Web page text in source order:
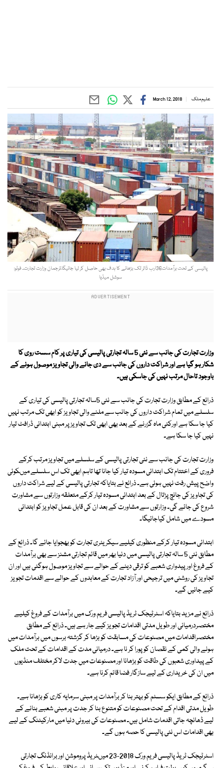
علیم ملک March 12, 2018
پالیسی کے تحت برآمدات36ارب ڈالر تک بڑھانے کا ہدف بھی حاصل کر لیا جائیگا،ترجمان وزارت تجارت۔ فوٹو:
سوشل میڈیا
وزارت تجارت کی جانب سے نئی 5 سالہ تجارتی پالیسی کی تیاری پر کام سست روی کا
شکار ہو گیا ہے اور شراکت داروں کی جانب سے دی جانے والی تجاویز موصول ہونے کے
باوجود تاحال مرتب نہیں کی جاسکی ہیں۔
ذرائع کے مطابق وزارت تجارت کی جانب سے نئی 5سالہ تجارتی پالیسی کی تیاری کے
سلسلے میں تمام شراکت داروں کی جانب سے ملنے والی تجاویز کو ابھی تک مرتب نہیں
کیا جا سکا ہے اورکئی ماہ گزرنے کے بعد بھی ابھی تک تجاویز پر مبنی ابتدائی ڈرافٹ تیار
نہیں کیا جا سکا ہے۔
وزارت تجارت کی جانب سے نئی تجارتی پالیسی کے سلسلے میں تجاویز مرتب کرکے
فروری کے اختتام تک ابتدائی مسودہ تیار کیا جانا تھا تاہم ابھی تک اس سلسلے میںکوئی
واضح پیش رفت نہیں ہوئی ہے۔ ذرائع نے بتایاکہ تجارتی پالیسی کے لیے شراکت داروں
کی تجاویز کی جانچ پڑتال کے بعد ابتدائی مسودہ تیار کرکے متعلقہ وزارتوں سے مشاورت
شروع کی جائے گی۔ وزارتوں سے مشاورت کے بعد ان کی قابل عمل تجاویز کو ابتدائی
مسودے میں شامل کیاجائیگا۔
ابتدائی مسودہ تیار کرکے منظوری کیلیے سیکریٹری تجارت کو بھجوایا جائے گا۔ ذرائع کے
مطابق نئی 5 سالہ تجارتی پالیسی میں دنیا بھر میں قائم تجارتی مشنز سے بھی برآمدات
کے فروغ اور پیدواری شعبے کو ترقی دینے کے حوالے سے تجاویز موصول ہوگئی ہیں اور ان
تجاویز کی روشنی میں ترجیحی اور آزاد تجارت کے معاہدوں کے حوالے سے اقدمات تجویز
کیے جائیں گے۔
ذرائع نے مزید بتایاکہ اسٹرٹیجک ٹریڈ پالیسی فریم ورک میں برآمدات کے فروغ کیلیے
مختصردرمیانی اور طویل مدتی اقدامات تجویز کیے جار ہے ہیں۔ ذرائع کے مطابق
مختصراقدامات میں مصنوعات کی مسابقت کو بڑھا کر گزشتہ برسوں میں برآمدات میں
ہونے والی کمی کے نقصان کو پورا کر نا ہے۔ درمیانی مدت کے اقدامات کے تحت ملک
کے پیداوری شعبوں کی طاقت کو بڑھانا اور مصنوعات میں جدت لاکر مختلف منڈیوں
میں ان کی خریداری کے لیے سازگار فضا قائم کرنا ہے۔
ذرائع کے مطابق ایکو سسٹم کو بہتر بنا کر برآمدات پر مبنی سرمایہ کاری کو بڑھانا ہے۔
طویل مدتی اقدام کے تحت مصنوعات کو متنوع بنا کر جدت پر مبنی شعبے بنانے کے
لیے ڈھانچہ جاتی اقدمات شامل ہیں۔ مصنوعات کی بیرونی دنیا میں مارکیٹنگ کے لیے
بھی اقدامات اس نئی پالیسی کا حصہ ہوں گے۔
اسٹرٹیجک ٹریڈ پالیسی فریم ورک 2018-23 میںٹریڈ پروموشن اور برانڈنگ تجارتی